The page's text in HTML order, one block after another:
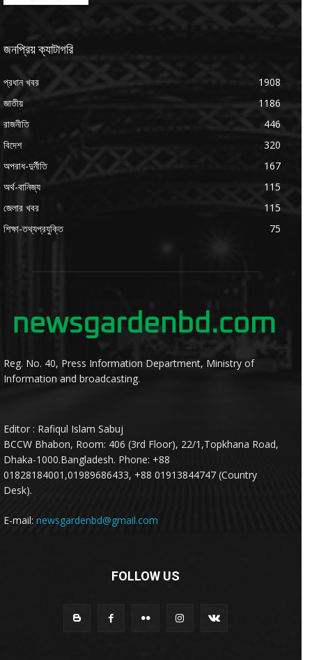
জনপ্রিয় ক্যাটাগরি
প্রধান খবর
1908
জাতীয়
1186
রাজনীতি
446
বিদেশ
320
অপরাধ-দুর্নীতি
167
অর্থ-বানিজ্য
115
জেলার খবর
115
শিক্ষা-তথ্যপ্রযুক্তি
75
Reg. No. 40, Press Information Department, Ministry of
Information and broadcasting.
Editor : Rafiqul Islam Sabuj
BCCW Bhabon, Room: 406 (3rd Floor), 22/1,Topkhana Road,
Dhaka-1000.Bangladesh. Phone: +88
01828184001,01989686433, +88 01913844747 (Country
Desk).
E-mail: newsgardenbd@gmail.com
FOLLOW US